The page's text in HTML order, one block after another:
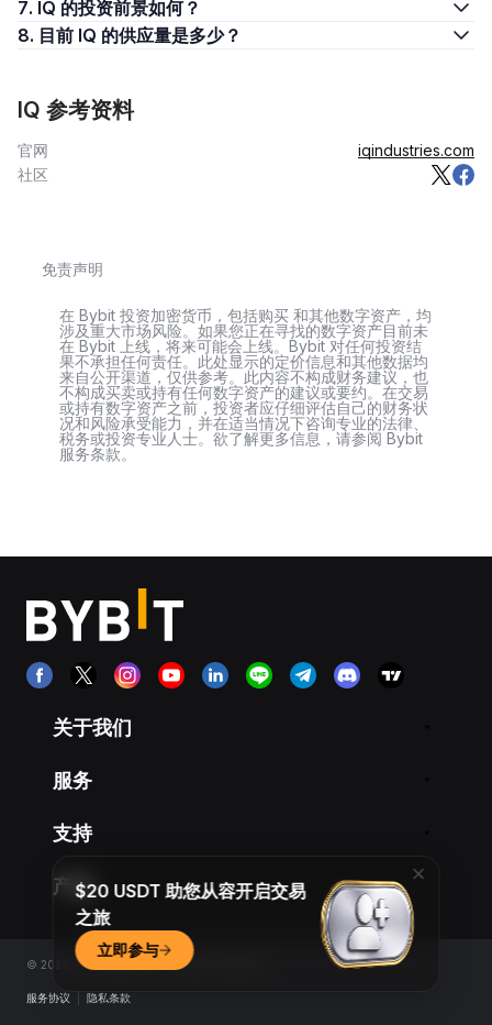
7. IQ 的投资前景如何？
8. 目前 IQ 的供应量是多少？
IQ 参考资料
官网
iqindustries.com
社区
免责声明
在 Bybit 投资加密货币，包括购买 和其他数字资产，均
涉及重大市场风险。如果您正在寻找的数字资产目前未
在 Bybit 上线，将来可能会上线。Bybit 对任何投资结
果不承担任何责任。此处显示的定价信息和其他数据均
来自公开渠道，仅供参考。此内容不构成财务建议，也
不构成买卖或持有任何数字资产的建议或要约。在交易
或持有数字资产之前，投资者应仔细评估自己的财务状
况和风险承受能力，并在适当情况下咨询专业的法律、
税务或投资专业人士。欲了解更多信息，请参阅 Bybit
服务条款。
关于我们
服务
支持
产品
© 2018-2026 Bybit.com. All rights reserved.
服务协议 隐私条款
$20 USDT 助您从容开启交易
之旅
立即参与